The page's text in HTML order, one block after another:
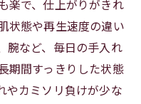
脱毛サロンの選び
ズ脱毛継続術
ンズ脱毛の魅力
楽で、仕上がりがきれ
状態や再生速度の違い
腕など、毎日の手入れ
期間すっきりした状態
やカミソリ負けが少な